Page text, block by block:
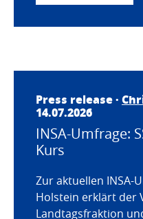
Press release ·
14.07.2026
INSA-Umfrage:
Kurs
Zur aktuellen INSA-
Holstein erklärt der
Landtagsfraktion